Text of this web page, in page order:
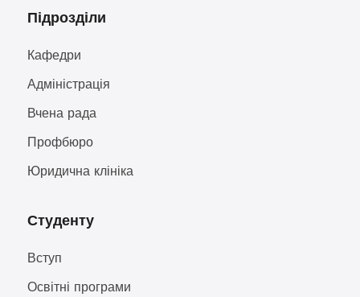
Підрозділи
Кафедри
Адміністрація
Вчена рада
Профбюро
Юридична клініка
Студенту
Вступ
Освітні програми